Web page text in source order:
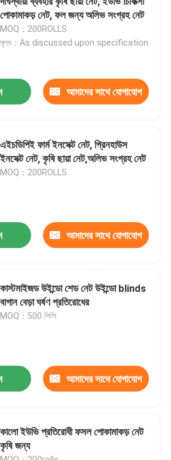
পোকামাকড় নেট, ফল জন্য অলিভ সংগ্রহ নেট
MOQ：200ROLLS
মূল্য：As discussed upon specification
আমাদের সাথে যোগাযোগ
এইচডিপিই ফার্ম ইনসেক্ট নেট, গ্রিনহাউস
ইনসেক্ট নেট, কৃষি ছায়া নেট,অলিভ সংগ্রহ নেট
MOQ：200ROLLS
আমাদের সাথে যোগাযোগ
কাস্টমাইজড উইন্ডো শেড নেট উইন্ডো blinds
বাগান বেড়া ঘর্ষণ প্রতিরোধের
MOQ：500 পিসি
আমাদের সাথে যোগাযোগ
কালো ইউভি প্রতিরোধী ফসল পোকামাকড় নেট
কৃষি জন্য